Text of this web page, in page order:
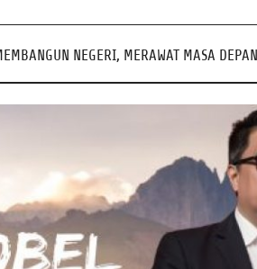
NEGERI, MERAWAT MASA DEPAN